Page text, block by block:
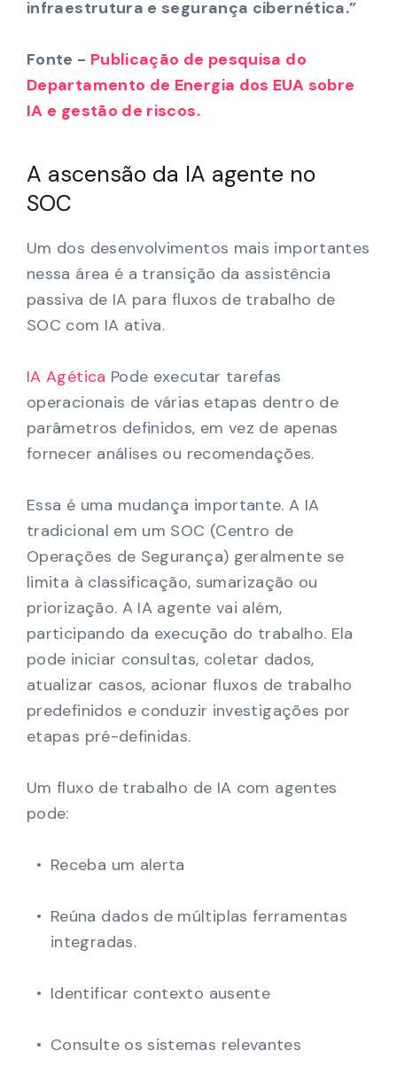
infraestrutura e segurança cibernética.”
Fonte - Publicação de pesquisa do
Departamento de Energia dos EUA sobre
IA e gestão de riscos.
A ascensão da IA agente no
SOC
Um dos desenvolvimentos mais importantes
nessa área é a transição da assistência
passiva de IA para fluxos de trabalho de
SOC com IA ativa.
IA Agética Pode executar tarefas
operacionais de várias etapas dentro de
parâmetros definidos, em vez de apenas
fornecer análises ou recomendações.
Essa é uma mudança importante. A IA
tradicional em um SOC (Centro de
Operações de Segurança) geralmente se
limita à classificação, sumarização ou
priorização. A IA agente vai além,
participando da execução do trabalho. Ela
pode iniciar consultas, coletar dados,
atualizar casos, acionar fluxos de trabalho
predefinidos e conduzir investigações por
etapas pré-definidas.
Um fluxo de trabalho de IA com agentes
pode:
Receba um alerta
Reúna dados de múltiplas ferramentas
integradas.
Identificar contexto ausente
Consulte os sistemas relevantes